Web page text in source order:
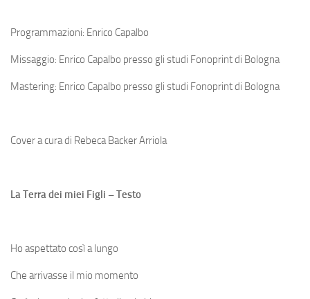
Programmazioni: Enrico Capalbo
Missaggio: Enrico Capalbo presso gli studi Fonoprint di Bologna
Mastering: Enrico Capalbo presso gli studi Fonoprint di Bologna
Cover a cura di Rebeca Backer Arriola
La Terra dei miei Figli – Testo
Ho aspettato così a lungo
Che arrivasse il mio momento